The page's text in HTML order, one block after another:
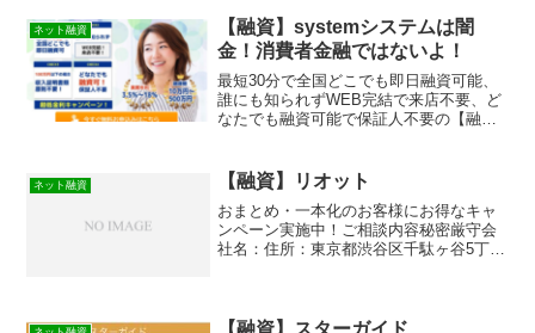
ネット融資
【融資】systemシステムは闇
金！消費者金融ではないよ！
最短30分で全国どこでも即日融資可能、
誰にも知られずWEB完結で来店不要、ど
なたでも融資可能で保証人不要の【融
れてきたSMSメールでお金を貸してもら
える消費者金融...
ネット融資 【融資】リオット
おまとめ・一本化のお客様にお得なキャ
ンペーン実施中！ご相談内容秘密厳守会
社名：住所：東京都渋谷区千駄ヶ谷5丁目